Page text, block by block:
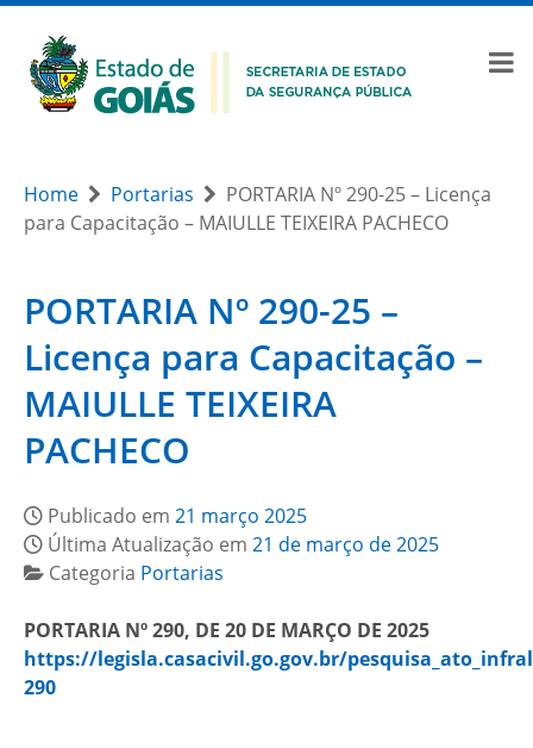
Home Portarias
PORTARIA Nº 290-25 – Licença
para Capacitação – MAIULLE TEIXEIRA PACHECO
PORTARIA Nº 290-25 –
Licença para Capacitação –
MAIULLE TEIXEIRA
PACHECO
Publicado em 21 março 2025
Última Atualização em 21 de março de 2025
Categoria Portarias
PORTARIA Nº 290, DE 20 DE MARÇO DE 2025
https://legisla.casacivil.go.gov.br/
290